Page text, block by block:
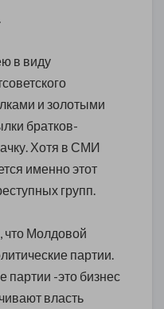
в виду
и золотыми
братков-
Хотя в СМИ
именно этот
групп.
что Молдовой
партии.
партии -это бизнес
власть